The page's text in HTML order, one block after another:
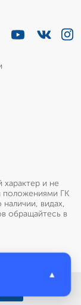
и не
положениями ГК
видах,
обращайтесь в
▲